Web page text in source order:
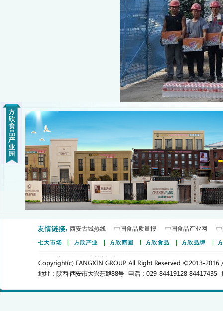
西安古城热线 中国食品质量报 中国食品产业网